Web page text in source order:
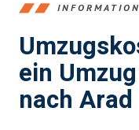
ein
nach Arad